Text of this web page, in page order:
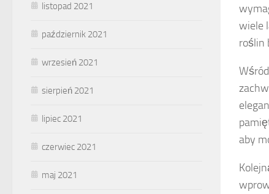
wiele
roślin
aby
listopad 2021
październik 2021
wrzesień 2021
sierpień 2021
lipiec 2021
czerwiec 2021
maj 2021